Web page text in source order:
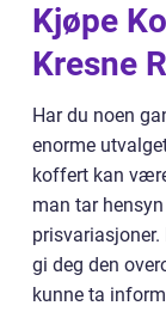
Kjøpe
Kresne
Har du noen
enorme
koffert kan
man tar
gi deg den
kunne ta